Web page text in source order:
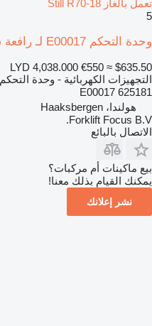
تعمل بالغاز Still R70-18
5
وحدة التحكم E00017 لـ رافعة شوكية تعمل بالغاز Still R70-18
LYD 4,038.000 €550 ≈ $635.50
التجهيزات الكهربائية - وحدة التحكم
E00017 625181
هولندا، Haaksbergen
Forklift Focus B.V.
الاتصال بالبائع
بيع ماكينات أم مركبات؟
يمكنك القيام بذلك معنا!
نشر إعلانك